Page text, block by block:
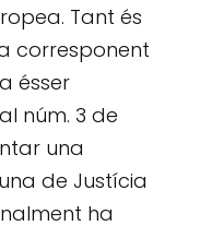
Tant és
corresponent
ésser
núm. 3 de
una
de Justícia
ha